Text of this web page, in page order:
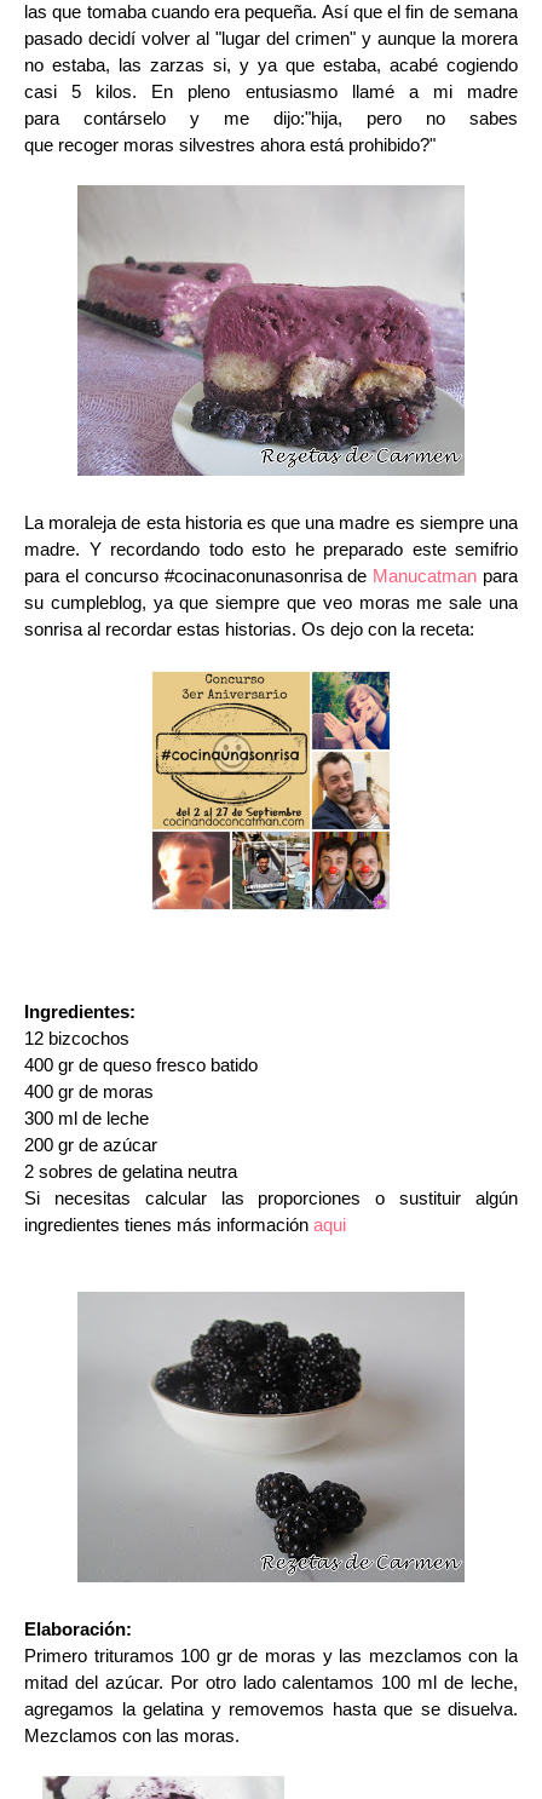
las que tomaba cuando era pequeña. Así que el fin de semana
pasado decidí volver al "lugar del crimen" y aunque la morera
no estaba, las zarzas si, y ya que estaba, acabé cogiendo
casi 5 kilos. En pleno entusiasmo llamé a mi madre
para contárselo y me dijo:"hija, pero no sabes
que recoger moras silvestres ahora está prohibido?"
La moraleja de esta historia es que una madre es siempre una
madre. Y recordando todo esto he preparado este semifrio
para el concurso #cocinaconunasonrisa de Manucatman para
su cumpleblog, ya que siempre que veo moras me sale una
sonrisa al recordar estas historias. Os dejo con la receta:
Ingredientes:
12 bizcochos
400 gr de queso fresco batido
400 gr de moras
300 ml de leche
200 gr de azúcar
2 sobres de gelatina neutra
Si necesitas calcular las proporciones o sustituir algún
ingredientes tienes más información aqui
Elaboración:
Primero trituramos 100 gr de moras y las mezclamos con la
mitad del azúcar. Por otro lado calentamos 100 ml de leche,
agregamos la gelatina y removemos hasta que se disuelva.
Mezclamos con las moras.